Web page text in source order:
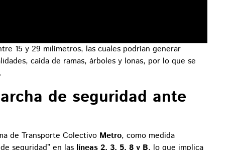
15 y 29 milímetros, las cuales podrían generar
caída de ramas, árboles y lonas, por lo que se
de seguridad ante
de Transporte Colectivo Metro, como medida